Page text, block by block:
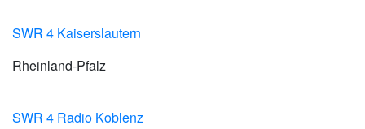
SWR 4 Kaiserslautern
Rheinland-Pfalz
SWR 4 Radio Koblenz